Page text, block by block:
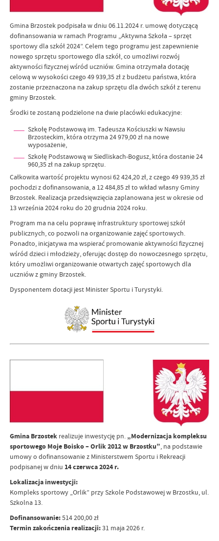
Gmina Brzostek podpisała w dniu 06.11.2024 r. umowę dotyczącą
dofinansowania w ramach Programu „Aktywna Szkoła – sprzęt
sportowy dla szkół 2024”. Celem tego programu jest zapewnienie
nowego sprzętu sportowego dla szkół, co umożliwi rozwój
aktywności fizycznej wśród uczniów. Gmina otrzymała dotację
celową w wysokości czego 49 939,35 zł z budżetu państwa, która
zostanie przeznaczona na zakup sprzętu dla dwóch szkół z terenu
gminy Brzostek.
Środki te zostaną podzielone na dwie placówki edukacyjne:
Szkołę Podstawową im. Tadeusza Kościuszki w Nawsiu
Brzosteckim, która otrzyma 24 979,00 zł na nowe
wyposażenie,
Szkołę Podstawową w Siedliskach-Bogusz, która dostanie 24
960,35 zł na zakup sprzętu.
Całkowita wartość projektu wynosi 62 424,20 zł, z czego 49 939,35 zł
pochodzi z dofinansowania, a 12 484,85 zł to wkład własny Gminy
Brzostek. Realizacja przedsięwzięcia zaplanowana jest w okresie od
13 września 2024 roku do 20 grudnia 2024 roku.
Program ma na celu poprawę infrastruktury sportowej szkół
publicznych, co pozwoli na organizowanie zajęć sportowych.
Ponadto, inicjatywa ma wspierać promowanie aktywności fizycznej
wśród dzieci i młodzieży, oferując dostęp do nowoczesnego sprzętu,
który umożliwi organizowanie otwartych zajęć sportowych dla
uczniów z gminy Brzostek.
Dysponentem dotacji jest Minister Sportu i Turystyki.
Gmina Brzostek realizuje inwestycję pn. „Modernizacja kompleksu
sportowego Moje Boisko – Orlik 2012 w Brzostku”, na podstawie
umowy o dofinansowanie z Ministerstwem Sportu i Rekreacji
podpisanej w dniu 14 czerwca 2024 r.
Lokalizacja inwestycji:
Kompleks sportowy „Orlik” przy Szkole Podstawowej w Brzostku, ul.
Szkolna 13.
Dofinansowanie:514 200,00 zł
Termin zakończenia realizacji:31 maja 2026 r.